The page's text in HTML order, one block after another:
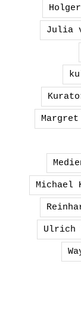
Julia
Michael
Ulrich